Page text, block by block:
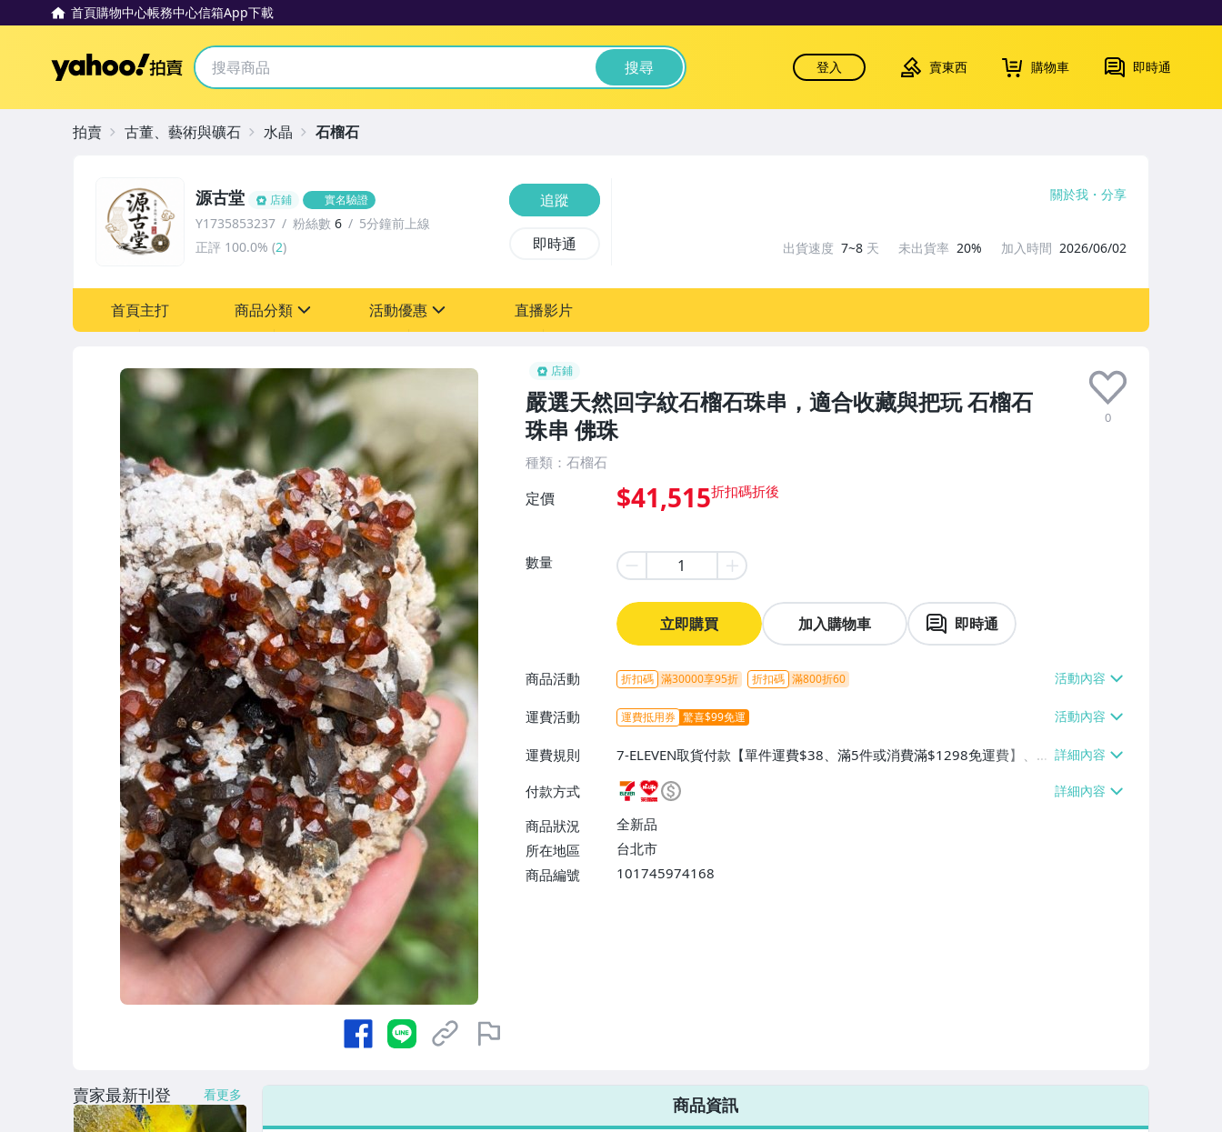
首頁購物中心帳務中心信箱App下載
Yahoo拍賣 搜尋 登入 賣東西 購物車 即時通
店鋪
嚴選天然回字紋石榴石珠串，適合收藏與把玩 石榴石
珠串 佛珠
0
種類：石榴石
定價 $41,515
數量
立即購買 加入購物車 即時通
商品活動 折扣碼 滿30000享95折 折扣碼 滿800折60
運費活動 運費抵用券 驚喜$99免運
運費規則
7-ELEVEN取貨付款【單件運費$38、滿5件或消費滿$1298免運費】、7-
ELEVEN取貨不付款【免運費】、萊爾富取貨付款【單件運費$60、滿5件
或消費滿$1298免運費】、宅配/貨運【單件運費$120、滿5件或消費滿
$1598免運費】
付款方式
商品狀況
全新品
所在地區
台北市
商品編號
101745974168
源古堂 店鋪 實名驗證
Y1735853237 粉絲數 6
5分鐘前上線
正評 100.0% (2)
追蹤
即時通
關於我 分享
出貨速度 7~8 天 未出貨率 20% 加入時間 2026/06/02
首頁主打 商品分類 活動優惠
[全店] 粉絲專享
直播影片
拍賣 古董、藝術與礦石 水晶 石榴石
商品資訊
賣家最新刊登 看更多